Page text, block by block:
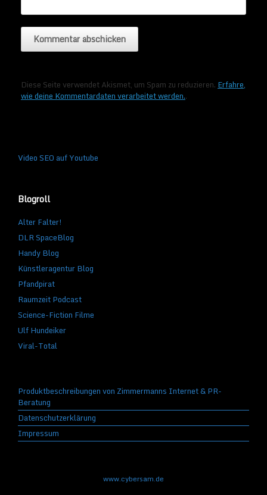
Diese Seite verwendet Akismet, um Spam zu reduzieren. Erfahre,
wie deine Kommentardaten verarbeitet werden..
Video SEO auf Youtube
Blogroll
Alter Falter!
DLR SpaceBlog
Handy Blog
Künstleragentur Blog
Pfandpirat
Raumzeit Podcast
Science-Fiction Filme
Ulf Hundeiker
Viral-Total
Produktbeschreibungen von Zimmermanns Internet & PR-
Beratung
Datenschutzerklärung
Impressum
www.cybersam.de